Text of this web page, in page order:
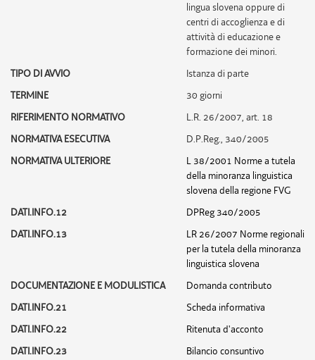
lingua slovena oppure di
centri di accoglienza e di
attività di educazione e
formazione dei minori.
TIPO DI AVVIO
Istanza di parte
TERMINE
30 giorni
RIFERIMENTO NORMATIVO
L.R. 26/2007, art. 18
NORMATIVA ESECUTIVA
D.P.Reg., 340/2005
NORMATIVA ULTERIORE
L 38/2001 Norme a tutela
della minoranza linguistica
slovena della regione FVG
DATI.INFO.12
DPReg 340/2005
DATI.INFO.13
LR 26/2007 Norme regionali
per la tutela della minoranza
linguistica slovena
DOCUMENTAZIONE E MODULISTICA
Domanda contributo
DATI.INFO.21
Scheda informativa
DATI.INFO.22
Ritenuta d'acconto
DATI.INFO.23
Bilancio consuntivo